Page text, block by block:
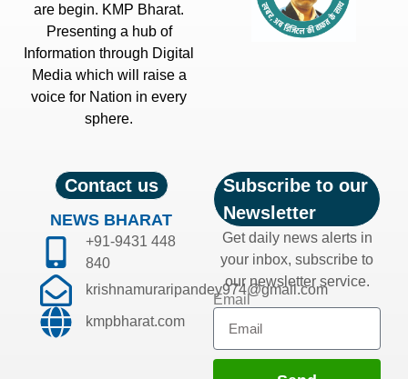
are begin. KMP Bharat.
Presenting a hub of
Information through Digital
Media which will raise a
voice for Nation in every
sphere.
Contact us
NEWS BHARAT
+91-9431 448
840
krishnamuraripandey974@gmail.com
kmpbharat.com
Subscribe to our
Newsletter
Get daily news alerts in
your inbox, subscribe to
our newsletter service.
Email